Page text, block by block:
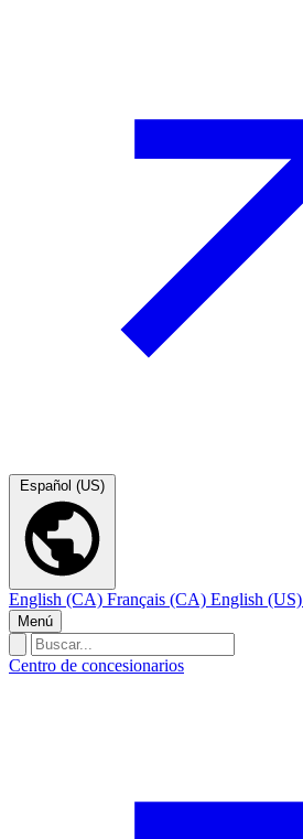
Español (US)
English (CA) Français (CA) English (US)
Menú
Centro de concesionarios